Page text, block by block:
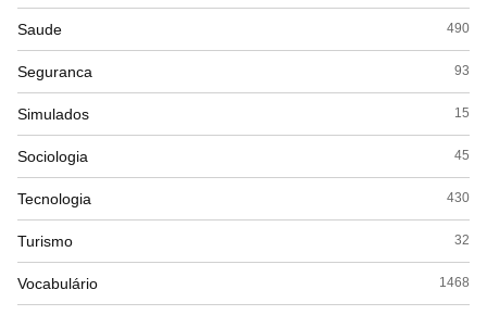
Saude 490
Seguranca 93
Simulados 15
Sociologia 45
Tecnologia 430
Turismo 32
Vocabulário 1468